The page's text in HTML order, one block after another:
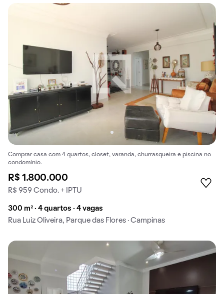
Comprar casa com 4 quartos, closet, varanda, churrasqueira e piscina no
condomínio.
R$ 1.800.000
R$ 959 Condo. + IPTU
300 m² · 4 quartos · 4 vagas
Rua Luiz Oliveira, Parque das Flores · Campinas